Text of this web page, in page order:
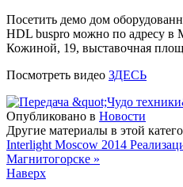
Посетить демо дом
HDL buspro можно по адресу в
Кожиной, 19, выставочная
Посмотреть видео ЗДЕСЬ
Опубликовано в Новости
Другие материалы в этой
Interlight Moscow 2014
Магнитогорске »
Наверх